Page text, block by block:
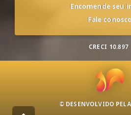
Encomende seu
Fale conosco
CRECI 10.897
© DESENVOLVIDO PELA